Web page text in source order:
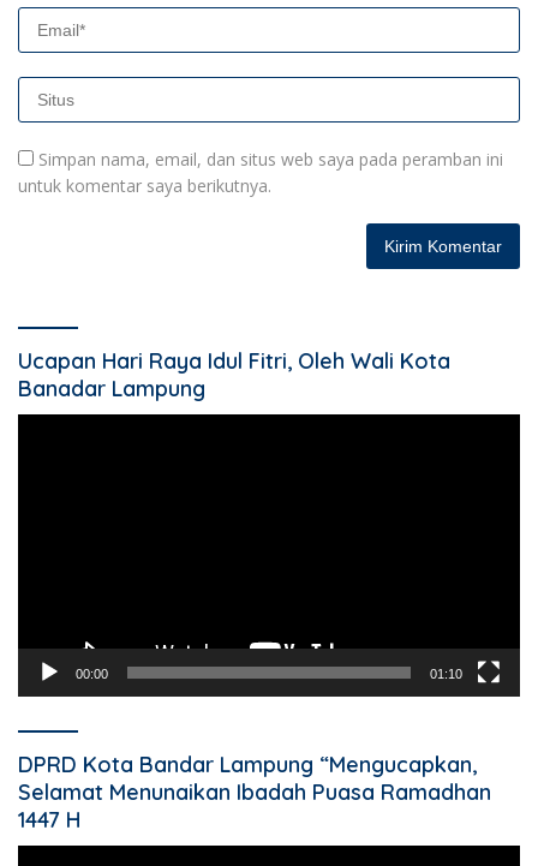
Simpan nama, email, dan situs web saya pada peramban ini
untuk komentar saya berikutnya.
Ucapan Hari Raya Idul Fitri, Oleh Wali Kota
Banadar Lampung
00:00 01:10
DPRD Kota Bandar Lampung “Mengucapkan,
Selamat Menunaikan Ibadah Puasa Ramadhan
1447 H